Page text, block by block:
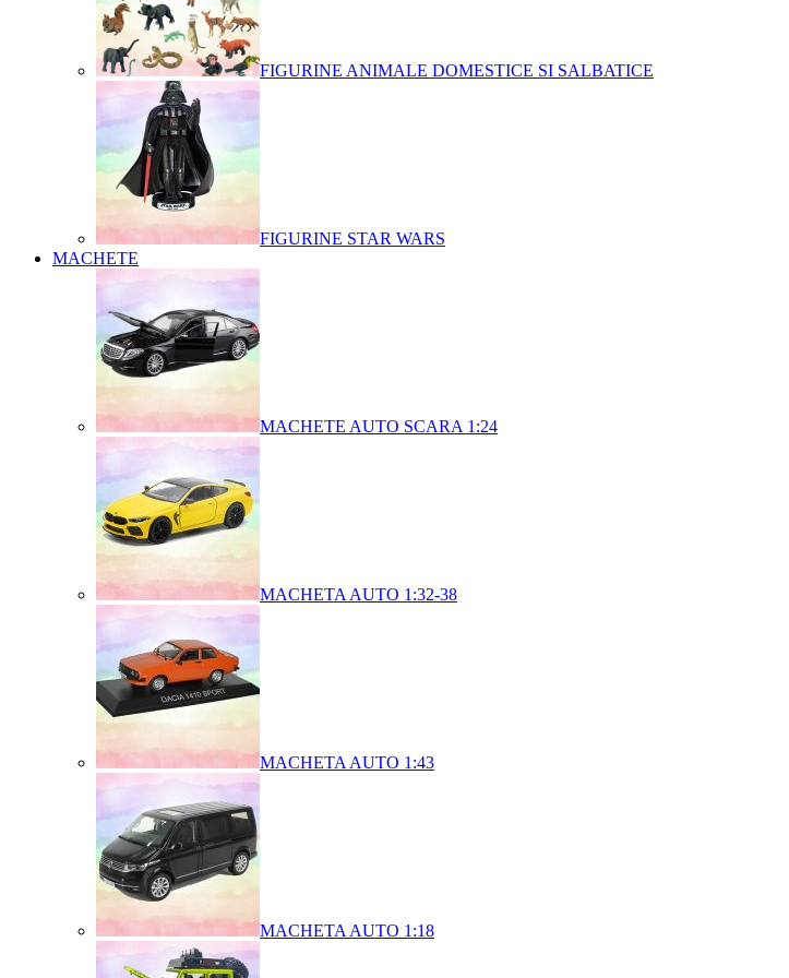
FIGURINE ANIMALE DOMESTICE SI SALBATICE
FIGURINE STAR WARS
MACHETE
MACHETE AUTO SCARA 1:24
MACHETA AUTO 1:32-38
MACHETA AUTO 1:43
MACHETA AUTO 1:18